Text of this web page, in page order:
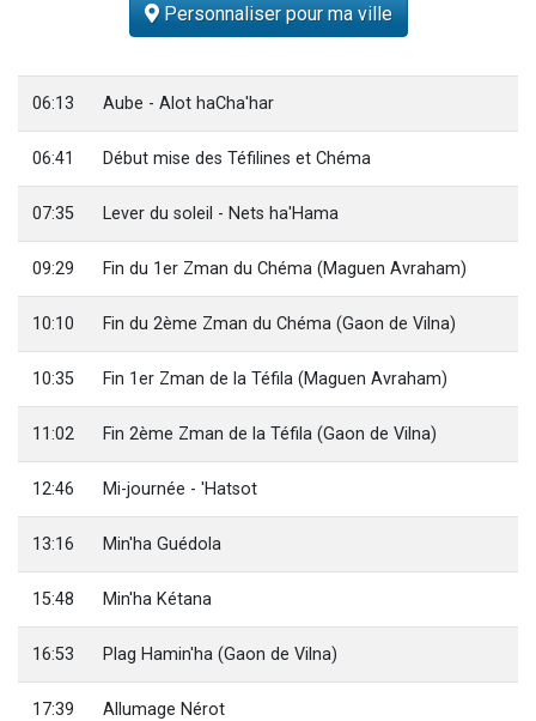
Il reste 49 places pour étudier en groupe sur Zoom
3 personnes viennent de nous rejoindre sur WhatsApp
3 personnes viennent de faire un don pour Événements Torah-Box
Personnaliser pour ma ville
06:13 Aube - Alot haCha'har
06:41 Début mise des Téfilines et Chéma
07:35 Lever du soleil - Nets ha'Hama
09:29 Fin du 1er Zman du Chéma (Maguen Avraham)
10:10 Fin du 2ème Zman du Chéma (Gaon de Vilna)
10:35 Fin 1er Zman de la Téfila (Maguen Avraham)
11:02 Fin 2ème Zman de la Téfila (Gaon de Vilna)
12:46 Mi-journée - 'Hatsot
13:16 Min'ha Guédola
15:48 Min'ha Kétana
16:53 Plag Hamin'ha (Gaon de Vilna)
17:39 Allumage Nérot